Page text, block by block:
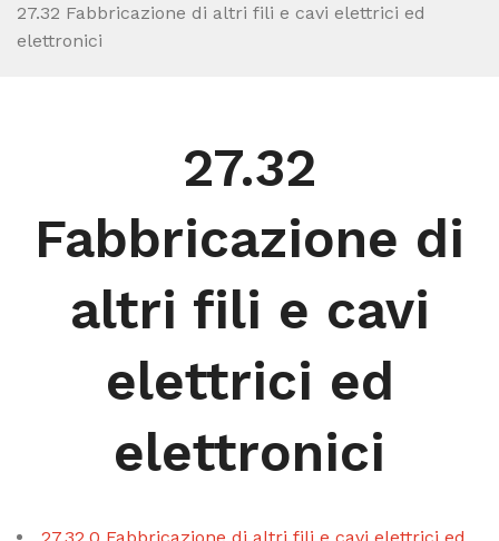
27.32 Fabbricazione di altri fili e cavi elettrici ed
elettronici
27.32
Fabbricazione di
altri fili e cavi
elettrici ed
elettronici